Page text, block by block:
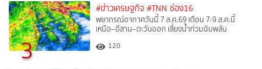
3
#ข่าวเศรษฐกิจ #TNN ช่อง16
พยากรณ์อากาศวันนี้ 7 ส.ค.69 เตือน 7-9 ส.ค.นี้
เหนือ–อีสาน–ตะวันออก เสี่ยงน้ำท่วมฉับพลัน
120